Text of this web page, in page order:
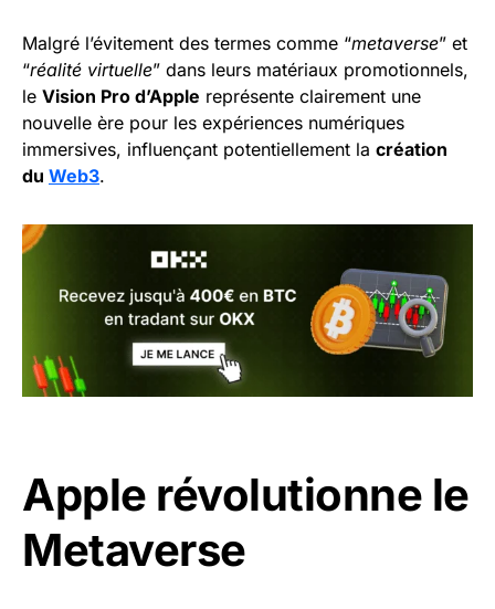
Malgré l’évitement des termes comme “metaverse” et
“réalité virtuelle” dans leurs matériaux promotionnels,
le Vision Pro d’Apple représente clairement une
nouvelle ère pour les expériences numériques
immersives, influençant potentiellement la création
du Web3.
Apple révolutionne le
Metaverse